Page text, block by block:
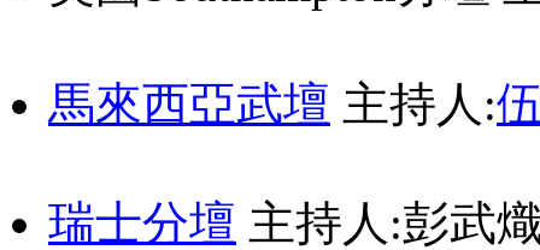
馬來西亞武壇 主持人:
瑞士分壇 主持人:彭武